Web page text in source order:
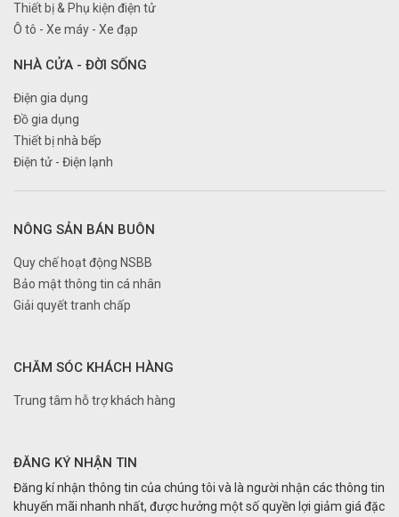
Thiết bị & Phụ kiện điện tử
Ô tô - Xe máy - Xe đạp
NHÀ CỬA - ĐỜI SỐNG
Điện gia dụng
Đồ gia dụng
Thiết bị nhà bếp
Điện tử - Điện lạnh
NÔNG SẢN BÁN BUÔN
Quy chế hoạt động NSBB
Bảo mật thông tin cá nhân
Giải quyết tranh chấp
CHĂM SÓC KHÁCH HÀNG
Trung tâm hỗ trợ khách hàng
ĐĂNG KÝ NHẬN TIN
Đăng kí nhận thông tin của chúng tôi và là người nhận các thông tin
khuyến mãi nhanh nhất, được hưởng một số quyền lợi giảm giá đặc